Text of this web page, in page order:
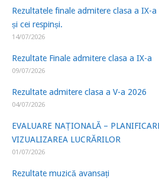
Rezultatele finale admitere clasa a IX-
și cei respinși.
14/07/2026
Rezultate Finale admitere clasa a IX-a
09/07/2026
Rezultate admitere clasa a V-a 2026
04/07/2026
EVALUARE NAȚIONALĂ –
VIZUALIZAREA LUCRĂRILOR
01/07/2026
Rezultate muzică avansați